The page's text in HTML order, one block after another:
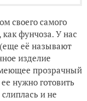
своего самого
фунчоза. У нас
её называют
изделие
прозрачный
нужно готовить
и не